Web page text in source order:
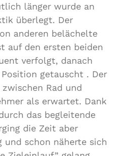
länger wurde an
überlegt. Der
anderen belächelte
auf den ersten beiden
verfolgt, danach
getauscht . Der
Rad und
als erwartet. Dank
das begleitende
die Zeit aber
schon näherte sich